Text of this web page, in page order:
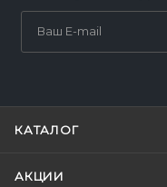
КАТАЛОГ
АКЦИИ